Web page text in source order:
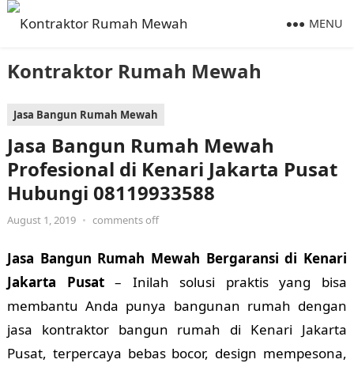
Kontraktor Rumah Mewah
MENU
Jasa Bangun Rumah Mewah
Jasa Bangun Rumah Mewah
Profesional di Kenari Jakarta Pusat
Hubungi 08119933588
August 1, 2019 • comments off
Jasa Bangun Rumah Mewah Bergaransi di Kenari
Jakarta Pusat– Inilah solusi praktis yang bisa
membantu Anda punya bangunan rumah dengan
jasa kontraktor bangun rumah di Kenari Jakarta
Pusat, terpercaya bebas bocor, design mempesona,